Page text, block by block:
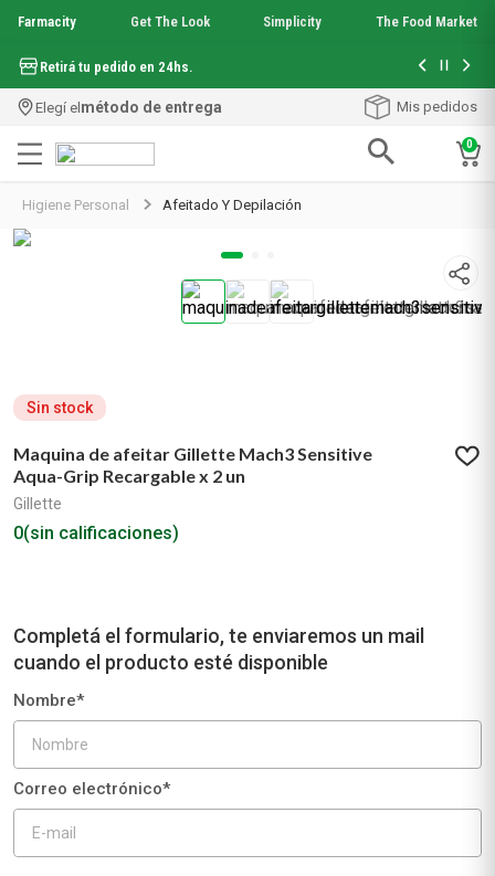
Farmacity Get The Look Simplicity The Food Market
Hasta 6 cuotas sin interés en seleccionados*
Con tu
¡Envío
Elegí elmétodo de entrega Mis pedidos
0
Higiene Personal Afeitado Y Depilación
Sin stock
Maquina de afeitar Gillette Mach3 Sensitive
Aqua-Grip Recargable x 2 un
Gillette
0(sin calificaciones)
2.
.protector solar
10.nyx